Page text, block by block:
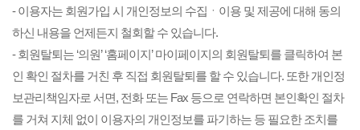
- 이용자는 회원가입 시 개인정보의 수집ㆍ이용 및 제공에 대해 동의
하신 내용을 언제든지 철회할 수 있습니다.
- 회원탈퇴는 ‘의원’ ‘홈페이지’ 마이페이지의 회원탈퇴를 클릭하여 본
인 확인 절차를 거친 후 직접 회원탈퇴를 할 수 있습니다. 또한 개인정
보관리책임자로 서면, 전화 또는 Fax 등으로 연락하면 본인확인 절차
를 거쳐 지체 없이 이용자의 개인정보를 파기하는 등 필요한 조치를